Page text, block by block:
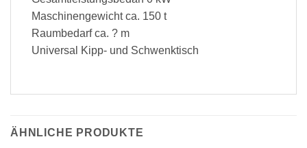
Maschinengewicht ca. 150 t
Raumbedarf ca. ? m
Universal Kipp- und Schwenktisch
ÄHNLICHE PRODUKTE